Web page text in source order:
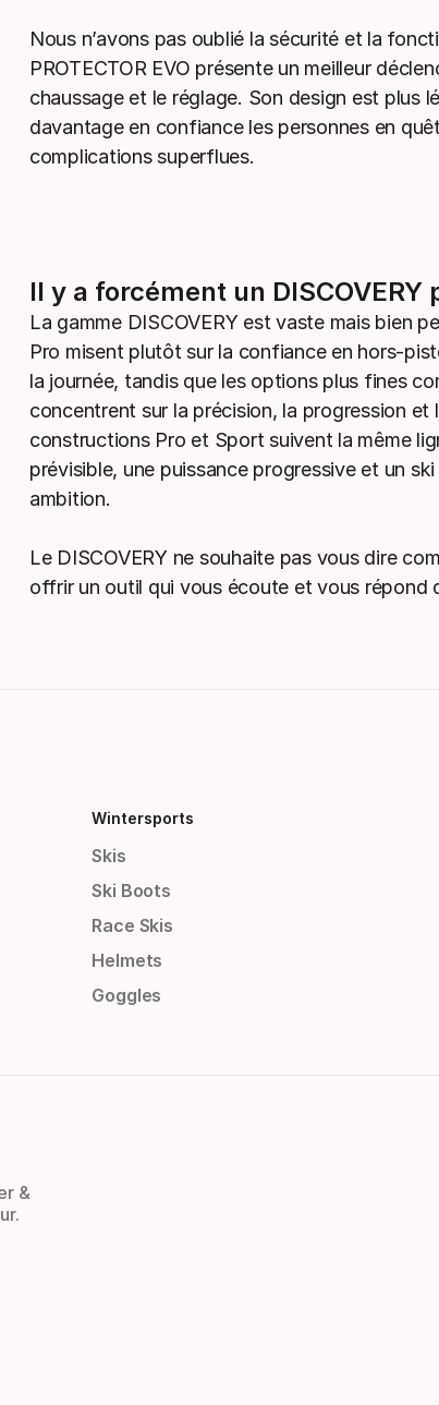
Nous n’avons pas oublié la sécurité et la
PROTECTOR EVO présente un meilleur
chaussage et le réglage. Son design est plus
davantage en confiance les personnes en
complications superflues.
Il y a forcément un DISCOVERY
La gamme DISCOVERY est vaste mais bien
Pro misent plutôt sur la confiance en hors-
la journée, tandis que les options plus fines
concentrent sur la précision, la progression
constructions Pro et Sport suivent la même
prévisible, une puissance progressive et un
ambition.
Le DISCOVERY ne souhaite pas vous dire
offrir un outil qui vous écoute et vous répond
Wintersports
Skis
Ski Boots
Race Skis
Helmets
Goggles
&